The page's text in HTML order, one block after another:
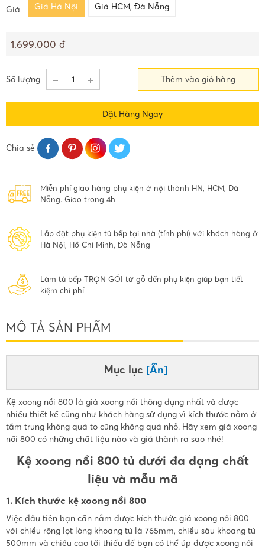
Giá Giá Hà Nội Giá HCM, Đà Nẵng
1.699.000 đ
Số lượng Thêm vào giỏ hàng
Đặt Hàng Ngay
Chia sẻ
Miễn phí giao hàng phụ kiện ở nội thành HN, HCM, Đà
Nẵng. Giao trong 4h
Lắp đặt phụ kiện tủ bếp tại nhà (tính phí) với khách hàng ở
Hà Nội, Hồ Chí Minh, Đà Nẵng
Làm tủ bếp TRỌN GÓI từ gỗ đến phụ kiện giúp bạn tiết
kiệm chi phí
MÔ TẢ SẢN PHẨM
Mục lục [Ẩn]
Kệ xoong nồi 800 là giá xoong nồi thông dụng nhất và được
nhiều thiết kế cũng như khách hàng sử dụng vì kích thước nằm ở
tầm trung không quá to cũng không quá nhỏ. Hãy xem giá xoong
nồi 800 có những chất liệu nào và giá thành ra sao nhé!
Kệ xoong nồi 800 tủ dưới đa dạng chất
liệu và mẫu mã
1. Kích thước kệ xoong nồi 800
Việc đầu tiên bạn cần nắm được kích thước giá xoong nồi 800
với chiều rộng lọt lòng khoang tủ là 765mm, chiều sâu khoang tủ
500mm và chiều cao tối thiểu để bạn có thể úp được xoong nồi